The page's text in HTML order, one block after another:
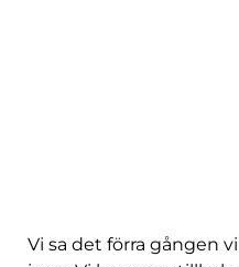
Vi sa det förra gången